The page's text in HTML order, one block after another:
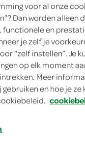
uw bakker uit de
aan belangrijke
per 6
vertrouwd recept
voor al onze
Dan worden alleen
functionele en
je zelf je
“zelf instellen”. Je
op elk moment
Meer
en hoe je ze